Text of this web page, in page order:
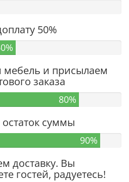
50%
и присылаем
заказа
80%
суммы
90%
доставку. Вы
гостей, радуетесь!